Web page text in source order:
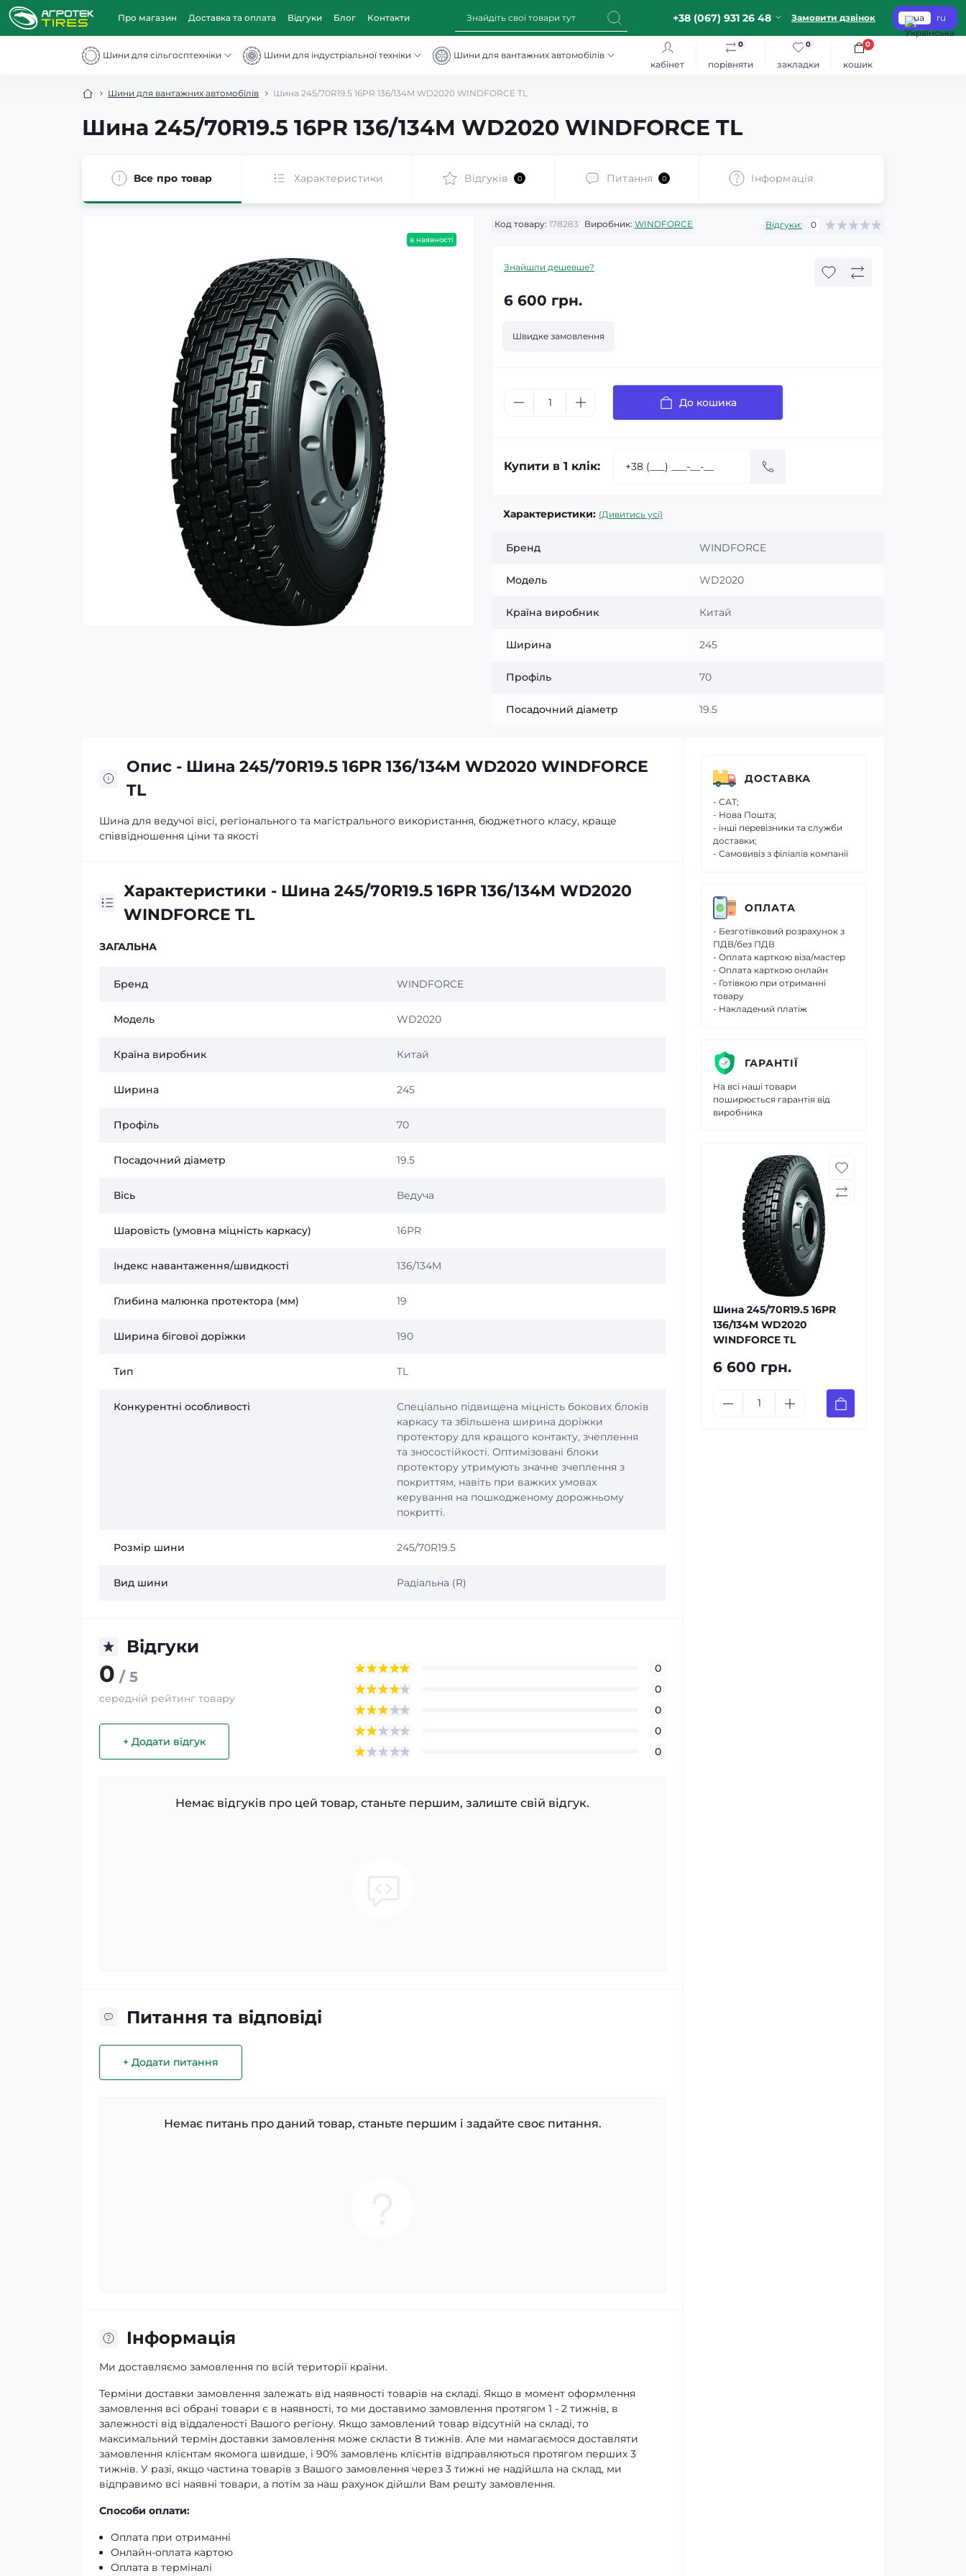
Про магазин Доставка та оплата Відгуки Блог Контакти +38 (067) 931 26 48 Замовити дзвінок ua ru
Шини для сільгосптехніки Шини для індустріальної техніки
Шини для вантажних автомобілів
кабінет
порівняти
0
закладки
0
кошик
0
Шини для вантажних автомобілів Шина 245/70R19.5 16PR 136/134M WD2020 WINDFORCE TL
Шина 245/70R19.5 16PR 136/134M WD2020 WINDFORCE TL
Все про товар Характеристики Відгуків 0 Питання 0 Iнформація
в наявності
Код товару: 178283 Виробник: WINDFORCE Відгуки: 0
Знайшли дешевше?
6 600 грн.
Швидке замовлення
До кошика
Купити в 1 клік:
Характеристики: (Дивитись усі)
Бренд WINDFORCE
Модель WD2020
Країна виробник Китай
Ширина 245
Профіль 70
Посадочний діаметр 19.5
Опис - Шина 245/70R19.5 16PR 136/134M WD2020 WINDFORCE
TL
Шина для ведучої вісі, регіонального та магістрального використання, бюджетного класу, краще
співвідношення ціни та якості
Характеристики - Шина 245/70R19.5 16PR 136/134M WD2020
WINDFORCE TL
ЗАГАЛЬНА
Бренд WINDFORCE
Модель WD2020
Країна виробник Китай
Ширина 245
Профіль 70
Посадочний діаметр 19.5
Вісь Ведуча
Шаровість (умовна міцність каркасу) 16PR
Індекс навантаження/швидкості 136/134M
Глибина малюнка протектора (мм) 19
Ширина бігової доріжки 190
Тип TL
Конкурентні особливості
Спеціально підвищена міцність бокових блоків
каркасу та збільшена ширина доріжки
протектору для кращого контакту, зчеплення
та зносостійкості. Оптимізовані блоки
протектору утримують значне зчеплення з
покриттям, навіть при важких умовах
керування на пошкодженому дорожньому
покритті.
Розмір шини 245/70R19.5
Вид шини Радіальна (R)
Відгуки
0 / 5
середній рейтинг товару
+ Додати відгук
0
0
0
0
0
Немає відгуків про цей товар, станьте першим, залиште свій відгук.
Питання та відповіді
+ Додати питання
Немає питань про даний товар, станьте першим і задайте своє питання.
Iнформація
Ми доставляємо замовлення по всій території країни.
Терміни доставки замовлення залежать від наявності товарів на складі. Якщо в момент оформлення
замовлення всі обрані товари є в наявності, то ми доставимо замовлення протягом 1 - 2 тижнів, в
залежності від віддаленості Вашого регіону. Якщо замовлений товар відсутній на складі, то
максимальний термін доставки замовлення може скласти 8 тижнів. Але ми намагаємося доставляти
замовлення клієнтам якомога швидше, і 90% замовлень клієнтів відправляються протягом перших 3
тижнів. У разі, якщо частина товарів з Вашого замовлення через 3 тижні не надійшла на склад, ми
відправимо всі наявні товари, а потім за наш рахунок дійшли Вам решту замовлення.
Способи оплати:
Оплата при отриманні
Онлайн-оплата картою
Оплата в терміналі
ДОСТАВКА
- САТ;
- Нова Пошта;
- інші перевізники та служби
доставки;
- Самовивіз з філіалів компанії
ОПЛАТА
- Безготівковий розрахунок з
ПДВ/без ПДВ
- Оплата карткою віза/мастер
- Оплата карткою онлайн
- Готівкою при отриманні
товару
- Накладений платіж
ГАРАНТІЇ
На всі наші товари
поширюється гарантія від
виробника
Шина 245/70R19.5 16PR
136/134M WD2020
WINDFORCE TL
6 600 грн.